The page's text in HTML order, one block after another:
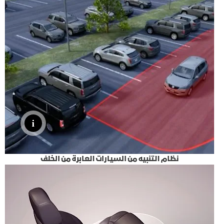
نظام التنبيه من السيارات العابرة من الخلف